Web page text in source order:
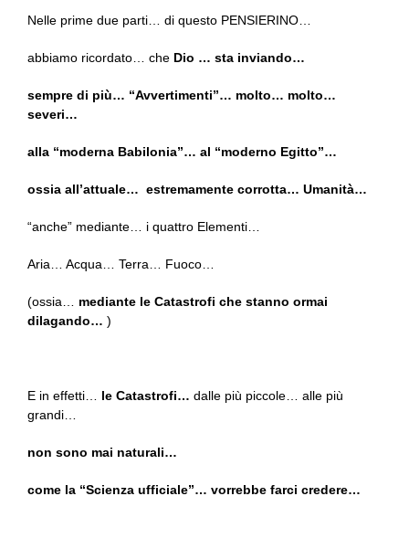
Nelle prime due parti… di questo PENSIERINO…
abbiamo ricordato… che Dio … sta inviando…
sempre di più… “Avvertimenti”… molto… molto…
severi…
alla “moderna Babilonia”… al “moderno Egitto”…
ossia all’attuale… estremamente corrotta… Umanità…
“anche” mediante… i quattro Elementi…
Aria… Acqua… Terra… Fuoco…
(ossia… mediante le Catastrofi che stanno ormai
dilagando… )
E in effetti… le Catastrofi… dalle più piccole… alle più
grandi…
non sono mai naturali…
come la “Scienza ufficiale”… vorrebbe farci credere…